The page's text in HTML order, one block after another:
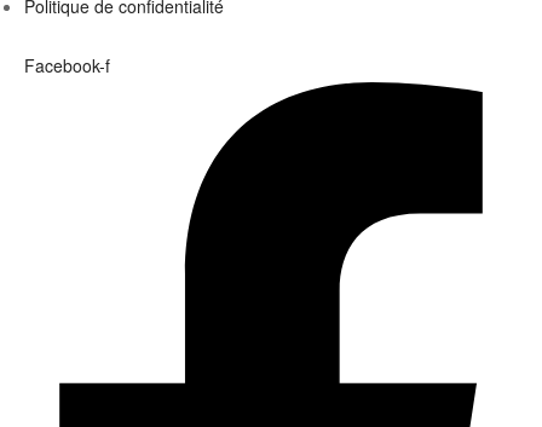
Politique de confidentialité
Facebook-f